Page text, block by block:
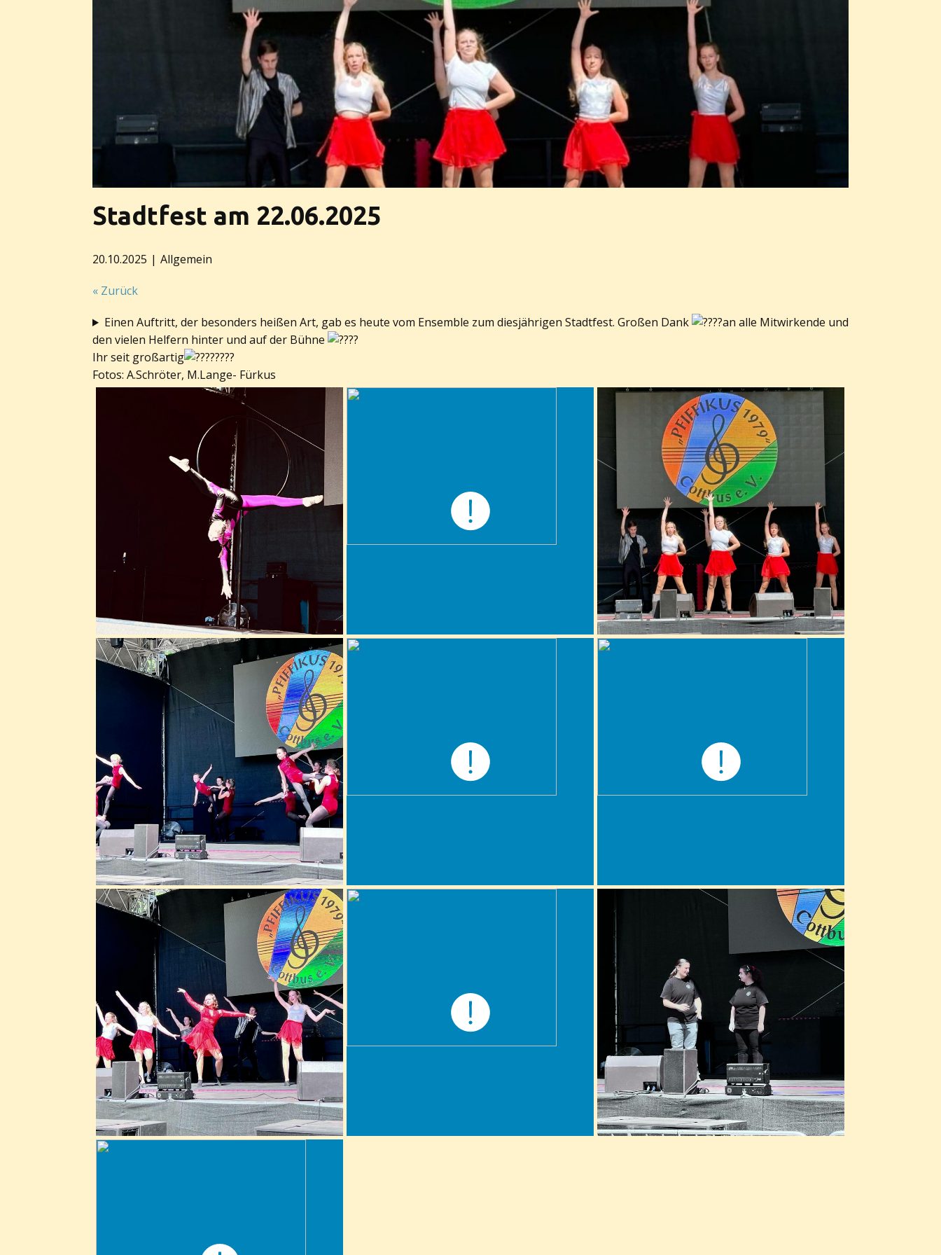
Stadtfest am 22.06.2025
20.10.2025 Allgemein
« Zurück
Einen Auftritt, der besonders heißen Art, gab es heute vom Ensemble zum diesjährigen Stadtfest. Großen Dank
an alle Mitwirkende und
den vielen Helfern hinter und auf der Bühne
Ihr seit großartig
Fotos: A.Schröter, M.Lange- Fürkus